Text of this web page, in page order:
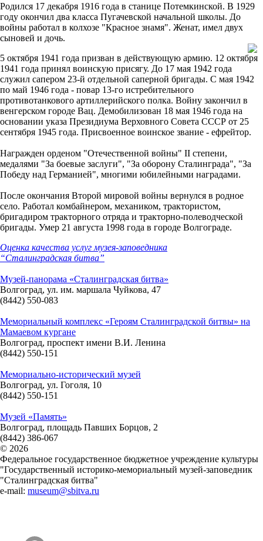
Родился 17 декабря 1916 года в станице Потемкинской. В 1929
году окончил два класса Пугачевской начальной школы. До
войны работал в колхозе "Красное знамя". Женат, имел двух
сыновей и дочь.
5 октября 1941 года призван в действующую армию. 12 октября
1941 года принял воинскую присягу. До 17 мая 1942 года
служил сапером 23-й отдельной саперной бригады. С мая 1942
по май 1946 года - повар 13-го истребительного
противотанкового артиллерийского полка. Войну закончил в
венгерском городе Вац. Демобилизован 18 мая 1946 года на
основании указа Президиума Верховного Совета СССР от 25
сентября 1945 года. Присвоенное воинское звание - ефрейтор.
Награжден орденом "Отечественной войны" II степени,
медалями "За боевые заслуги", "За оборону Сталинграда", "За
Победу над Германией", многими юбилейными наградами.
После окончания Второй мировой войны вернулся в родное
село. Работал комбайнером, механиком, трактористом,
бригадиром тракторного отряда и тракторно-полеводческой
бригады. Умер 21 августа 1998 года в городе Волгограде.
Оценка качества услуг музея-заповедника
“Сталинградская битва”
Музей-панорама «Сталинградская битва»
Волгоград, ул. им. маршала Чуйкова, 47
(8442) 550-083
Мемориальный комплекс «Героям Сталинградской битвы» на
Мамаевом кургане
Волгоград, проспект имени В.И. Ленина
(8442) 550-151
Мемориально-исторический музей
Волгоград, ул. Гоголя, 10
(8442) 550-151
Музей «Память»
Волгоград, площадь Павших Борцов, 2
(8442) 386-067
© 2026
Федеральное государственное бюджетное учреждение культуры
"Государственный историко-мемориальный музей-заповедник
"Сталинградская битва"
e-mail: museum@sbitva.ru